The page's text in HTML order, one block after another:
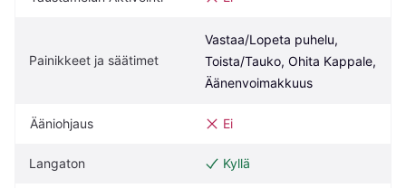
Painikkeet ja säätimet
Vastaa/Lopeta puhelu,
Toista/Tauko, Ohita Kappale,
Äänenvoimakkuus
Ääniohjaus Ei
Langaton Kyllä